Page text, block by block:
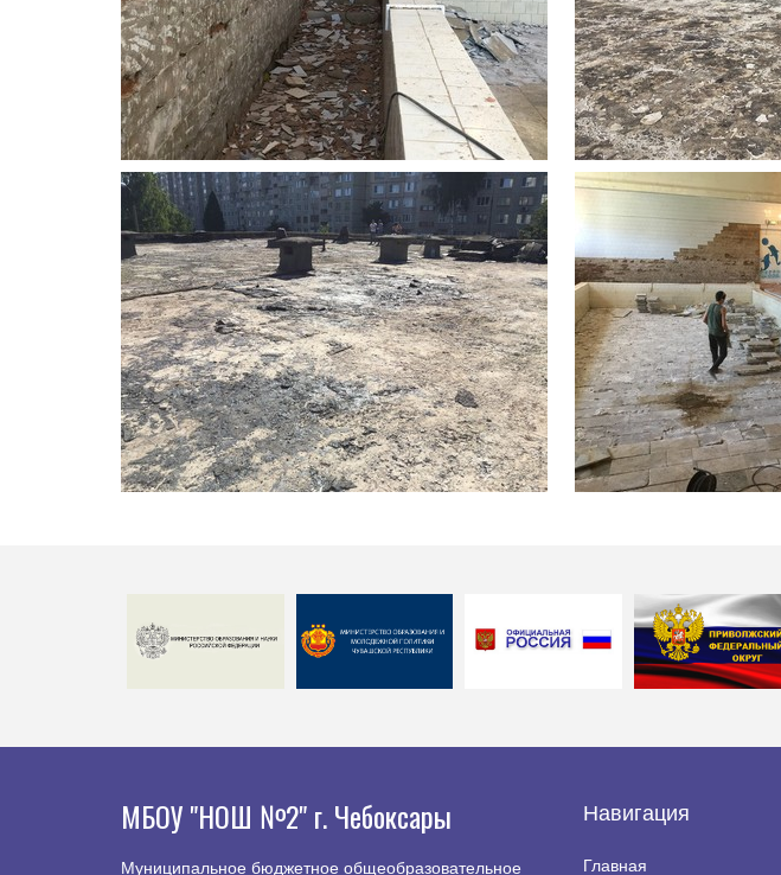
МБОУ "НОШ №2" г. Чебоксары
Муниципальное бюджетное общеобразовательное
Навигация
Главная